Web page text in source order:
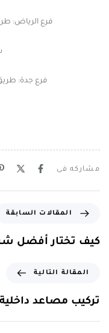
فرع الرياض:
فرع جدة: طريق
مشاركه فى
المقالات السابقة
كيف تختار أفضل
المقالة التالية
تركيب مصاعد